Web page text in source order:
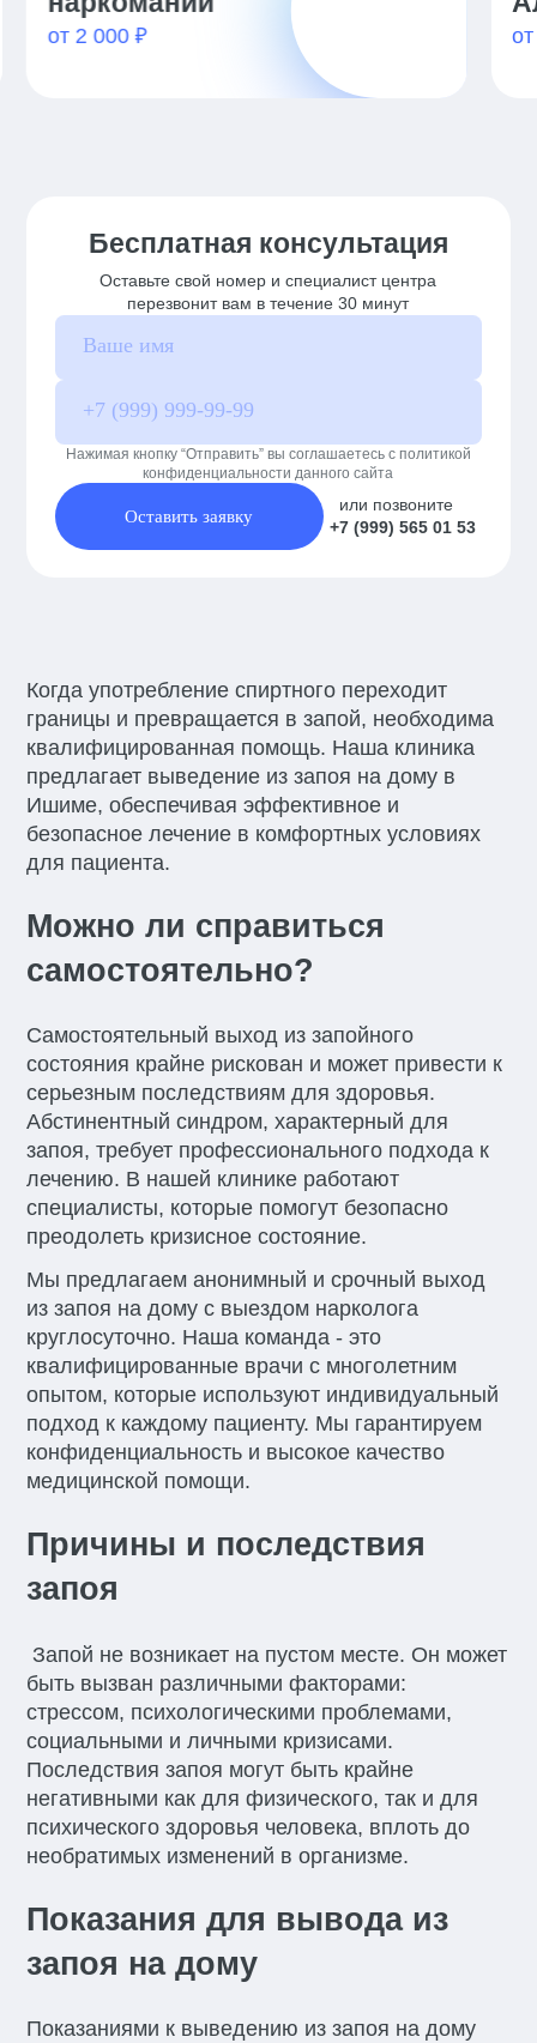
от 2 000 ₽
Бесплатная консультация
Оставьте свой номер и специалист центра
перезвонит вам в течение 30 минут
Нажимая кнопку “Отправить” вы соглашаетесь с политикой
конфиденциальности данного сайта
Оставить заявку
или позвоните
+7 (999) 565 01 53
Когда употребление спиртного переходит
границы и превращается в запой, необходима
квалифицированная помощь. Наша клиника
предлагает выведение из запоя на дому в
Ишиме, обеспечивая эффективное и
безопасное лечение в комфортных условиях
для пациента.
Можно ли справиться
самостоятельно?
Самостоятельный выход из запойного
состояния крайне рискован и может привести к
серьезным последствиям для здоровья.
Абстинентный синдром, характерный для
запоя, требует профессионального подхода к
лечению. В нашей клинике работают
специалисты, которые помогут безопасно
преодолеть кризисное состояние.
Мы предлагаем анонимный и срочный выход
из запоя на дому с выездом нарколога
круглосуточно. Наша команда - это
квалифицированные врачи с многолетним
опытом, которые используют индивидуальный
подход к каждому пациенту. Мы гарантируем
конфиденциальность и высокое качество
медицинской помощи.
Причины и последствия
запоя
Запой не возникает на пустом месте. Он может
быть вызван различными факторами:
стрессом, психологическими проблемами,
социальными и личными кризисами.
Последствия запоя могут быть крайне
негативными как для физического, так и для
психического здоровья человека, вплоть до
необратимых изменений в организме.
Показания для вывода из
запоя на дому
Показаниями к выведению из запоя на дому